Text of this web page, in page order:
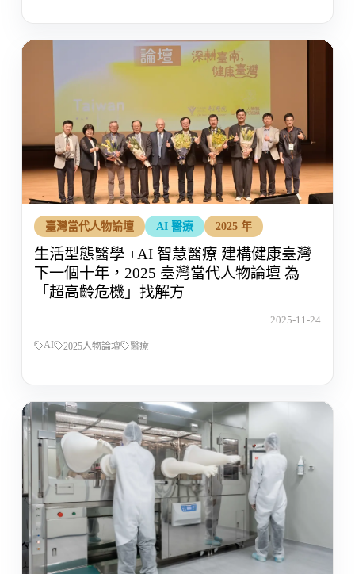
臺灣當代人物論壇 AI 醫療 2025 年
生活型態醫學 +AI 智慧醫療 建構健康臺灣
下一個十年，2025 臺灣當代人物論壇 為
「超高齡危機」找解方
2025-11-24
AI 2025人物論壇 醫療